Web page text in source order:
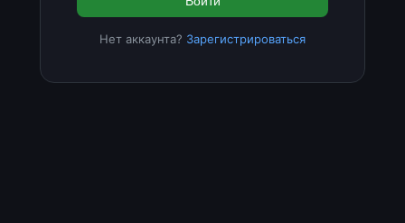
Нет аккаунта? Зарегистрироваться